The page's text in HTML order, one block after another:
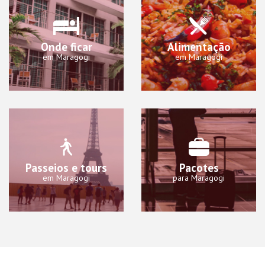
Onde ficar
em Maragogi
Alimentação
em Maragogi
Passeios e tours
em Maragogi
Pacotes
para Maragogi